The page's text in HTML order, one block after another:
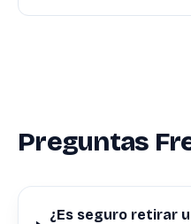
Preguntas
¿Es seguro retirar